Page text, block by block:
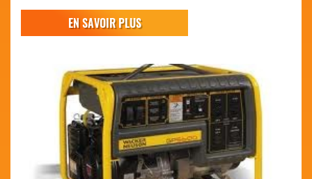
EN SAVOIR PLUS